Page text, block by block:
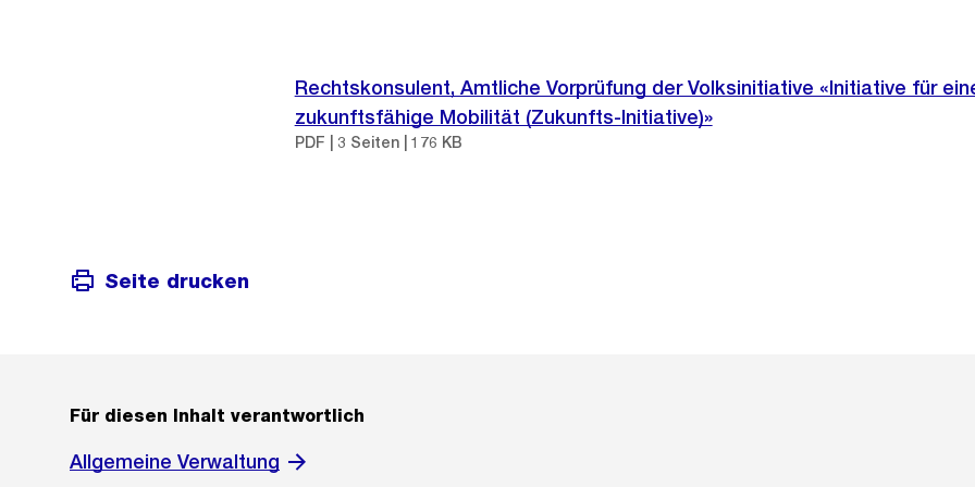
Rechtskonsulent, Amtliche Vorprüfung der Volksinitiative «Initiative für
zukunftsfähige Mobilität (Zukunfts-Initiative)»
PDF | 3 Seiten | 176 KB
Seite drucken
Für diesen Inhalt verantwortlich
Allgemeine Verwaltung